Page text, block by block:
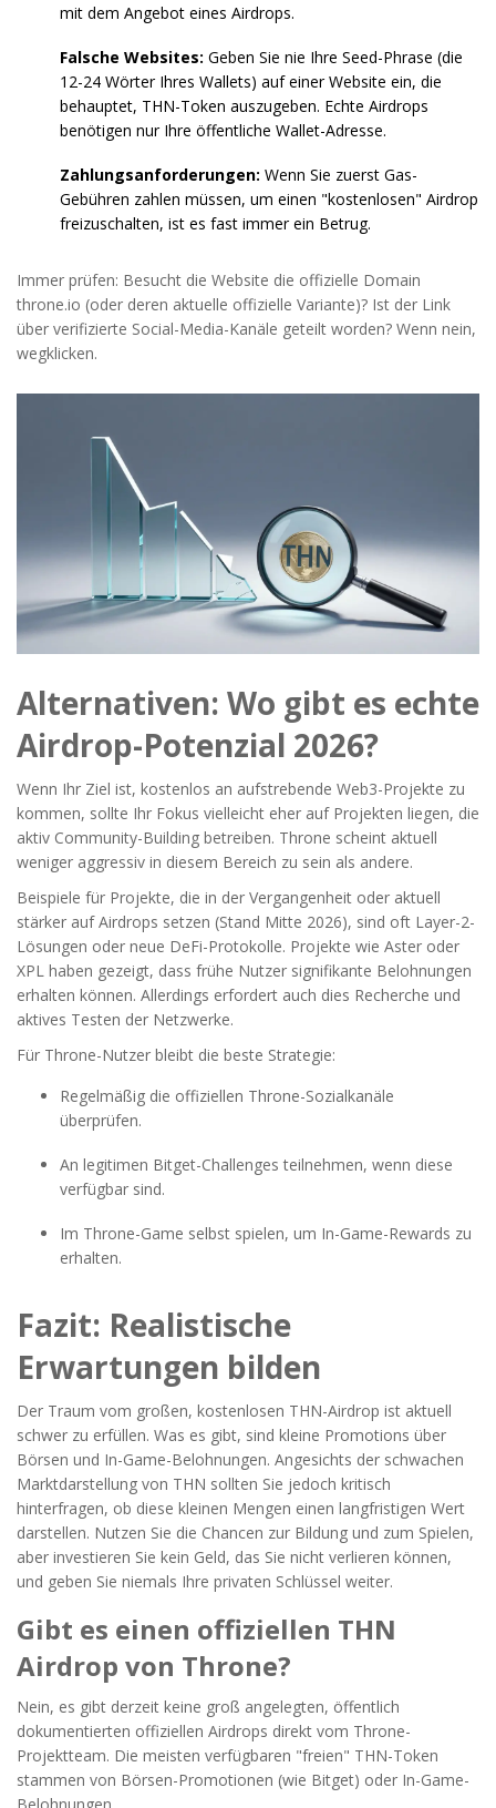
mit dem Angebot eines Airdrops.
Falsche Websites: Geben Sie nie Ihre Seed-Phrase (die
12-24 Wörter Ihres Wallets) auf einer Website ein, die
behauptet, THN-Token auszugeben. Echte Airdrops
benötigen nur Ihre öffentliche Wallet-Adresse.
Zahlungsanforderungen: Wenn Sie zuerst Gas-
Gebühren zahlen müssen, um einen "kostenlosen" Airdrop
freizuschalten, ist es fast immer ein Betrug.
Immer prüfen: Besucht die Website die offizielle Domain
throne.io (oder deren aktuelle offizielle Variante)? Ist der Link
über verifizierte Social-Media-Kanäle geteilt worden? Wenn nein,
wegklicken.
Alternativen: Wo gibt es echte
Airdrop-Potenzial 2026?
Wenn Ihr Ziel ist, kostenlos an aufstrebende Web3-Projekte zu
kommen, sollte Ihr Fokus vielleicht eher auf Projekten liegen, die
aktiv Community-Building betreiben. Throne scheint aktuell
weniger aggressiv in diesem Bereich zu sein als andere.
Beispiele für Projekte, die in der Vergangenheit oder aktuell
stärker auf Airdrops setzen (Stand Mitte 2026), sind oft Layer-2-
Lösungen oder neue DeFi-Protokolle. Projekte wie Aster oder
XPL haben gezeigt, dass frühe Nutzer signifikante Belohnungen
erhalten können. Allerdings erfordert auch dies Recherche und
aktives Testen der Netzwerke.
Für Throne-Nutzer bleibt die beste Strategie:
Regelmäßig die offiziellen Throne-Sozialkanäle
überprüfen.
An legitimen Bitget-Challenges teilnehmen, wenn diese
verfügbar sind.
Im Throne-Game selbst spielen, um In-Game-Rewards zu
erhalten.
Fazit: Realistische
Erwartungen bilden
Der Traum vom großen, kostenlosen THN-Airdrop ist aktuell
schwer zu erfüllen. Was es gibt, sind kleine Promotions über
Börsen und In-Game-Belohnungen. Angesichts der schwachen
Marktdarstellung von THN sollten Sie jedoch kritisch
hinterfragen, ob diese kleinen Mengen einen langfristigen Wert
darstellen. Nutzen Sie die Chancen zur Bildung und zum Spielen,
aber investieren Sie kein Geld, das Sie nicht verlieren können,
und geben Sie niemals Ihre privaten Schlüssel weiter.
Gibt es einen offiziellen THN
Airdrop von Throne?
Nein, es gibt derzeit keine groß angelegten, öffentlich
dokumentierten offiziellen Airdrops direkt vom Throne-
Projektteam. Die meisten verfügbaren "freien" THN-Token
stammen von Börsen-Promotionen (wie Bitget) oder In-Game-